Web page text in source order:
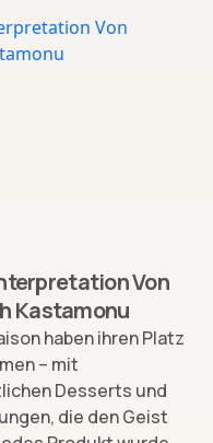
Von
Kastamonu
haben ihren Platz
– mit
Desserts und
die den Geist